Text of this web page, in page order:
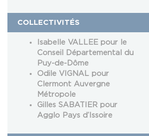
COLLECTIVITÉS
Isabelle VALLEE pour le
Conseil Départemental du
Puy-de-Dôme
Odile VIGNAL pour
Clermont Auvergne
Métropole
Gilles SABATIER pour
Agglo Pays d’Issoire